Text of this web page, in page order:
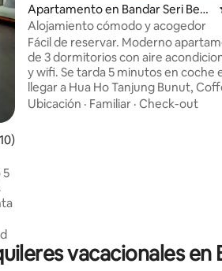
promedio: 5 de 5, 10 reseñas
5
Apartamento en Bandar Seri Bega
wan
Alojamiento cómodo y acogedor
Fácil de reservar. Moderno
de 3 dormitorios con aire
y wifi. Se tarda 5 minutos en coche en
llegar a Hua Ho Tanjung Bunut,
Bean & Tea Leaf y otras tiendas
Ubicación · Familiar · Check-out
vacacionales en